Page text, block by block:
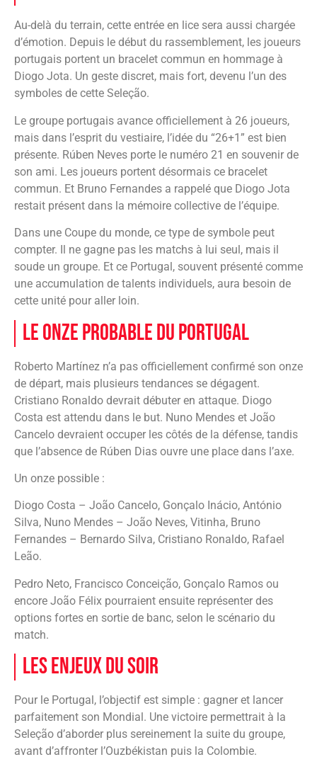
Au-delà du terrain, cette entrée en lice sera aussi chargée
d’émotion. Depuis le début du rassemblement, les joueurs
portugais portent un bracelet commun en hommage à
Diogo Jota. Un geste discret, mais fort, devenu l’un des
symboles de cette Seleção.
Le groupe portugais avance officiellement à 26 joueurs,
mais dans l’esprit du vestiaire, l’idée du “26+1” est bien
présente. Rúben Neves porte le numéro 21 en souvenir de
son ami. Les joueurs portent désormais ce bracelet
commun. Et Bruno Fernandes a rappelé que Diogo Jota
restait présent dans la mémoire collective de l’équipe.
Dans une Coupe du monde, ce type de symbole peut
compter. Il ne gagne pas les matchs à lui seul, mais il
soude un groupe. Et ce Portugal, souvent présenté comme
une accumulation de talents individuels, aura besoin de
cette unité pour aller loin.
Le onze probable du Portugal
Roberto Martínez n’a pas officiellement confirmé son onze
de départ, mais plusieurs tendances se dégagent.
Cristiano Ronaldo devrait débuter en attaque. Diogo
Costa est attendu dans le but. Nuno Mendes et João
Cancelo devraient occuper les côtés de la défense, tandis
que l’absence de Rúben Dias ouvre une place dans l’axe.
Un onze possible :
Diogo Costa – João Cancelo, Gonçalo Inácio, António
Silva, Nuno Mendes – João Neves, Vitinha, Bruno
Fernandes – Bernardo Silva, Cristiano Ronaldo, Rafael
Leão.
Pedro Neto, Francisco Conceição, Gonçalo Ramos ou
encore João Félix pourraient ensuite représenter des
options fortes en sortie de banc, selon le scénario du
match.
Les enjeux du soir
Pour le Portugal, l’objectif est simple : gagner et lancer
parfaitement son Mondial. Une victoire permettrait à la
Seleção d’aborder plus sereinement la suite du groupe,
avant d’affronter l’Ouzbékistan puis la Colombie.